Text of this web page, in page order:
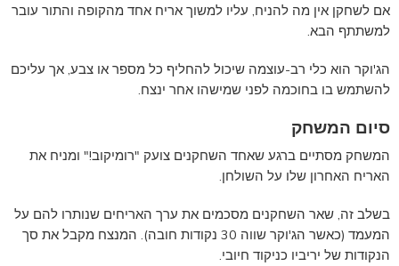
אם לשחקן אין מה להניח, עליו למשוך אריח אחד מהקופה והתור עובר
למשתתף הבא.
הג'וקר הוא כלי רב-עוצמה שיכול להחליף כל מספר או צבע, אך עליכם
להשתמש בו בחוכמה לפני שמישהו אחר ינצח.
סיום המשחק
המשחק מסתיים ברגע שאחד השחקנים צועק "רומיקוב!" ומניח את
האריח האחרון שלו על השולחן.
בשלב זה, שאר השחקנים מסכמים את ערך האריחים שנותרו להם על
המעמד (כאשר הג'וקר שווה 30 נקודות חובה). המנצח מקבל את סך
הנקודות של יריביו כניקוד חיובי.